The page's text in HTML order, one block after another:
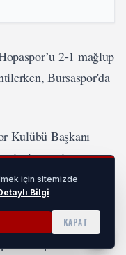
2-1 mağlup
Bursaspor'da
Kulübü Başkanı
siyasetçi ve
Kompleksi Matlı
için sitemizde
Bilgi
KAPAT